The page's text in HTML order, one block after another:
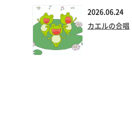
2026.06.24
カエルの合唱